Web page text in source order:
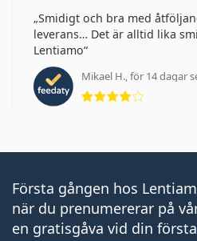
Smidigt och bra med
leverans… Det är alltid lika
Lentiamo
Mikael H., för 14 dagar
Betyg 4
Första gången hos
när du prenumererar på
en gratisgåva vid din